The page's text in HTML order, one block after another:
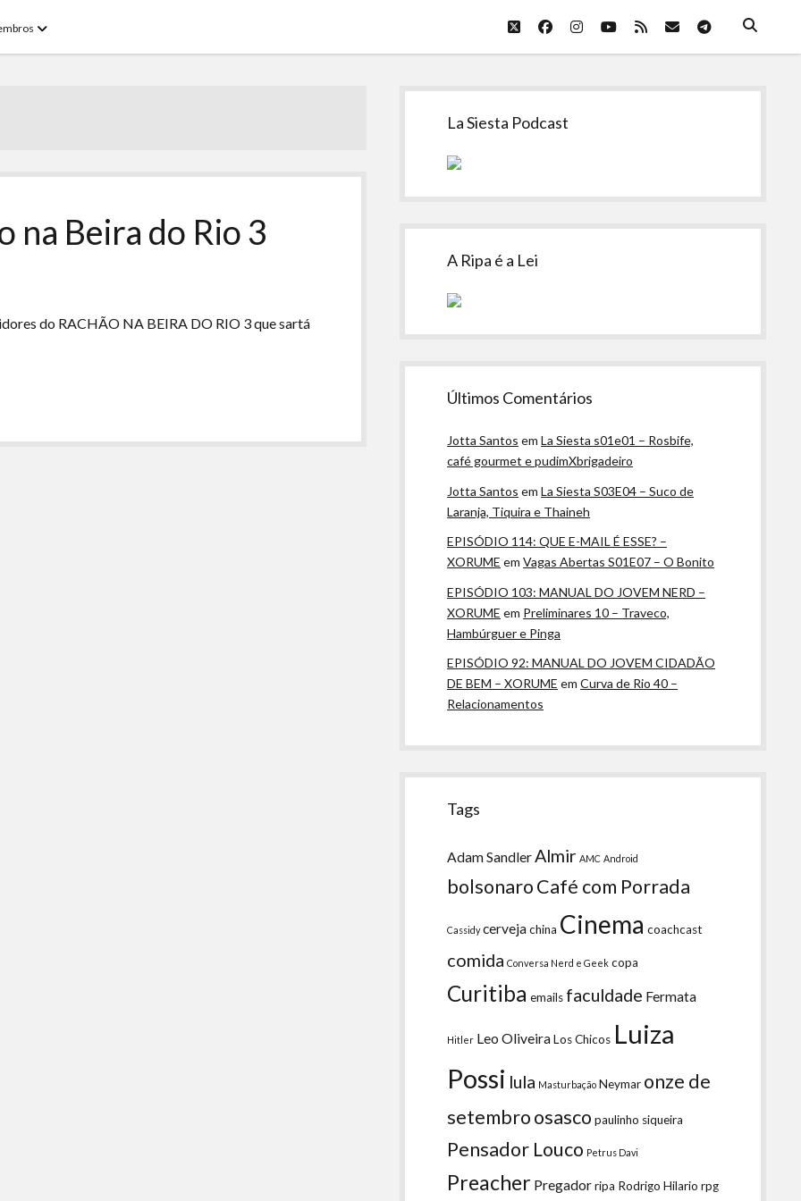
open
twitterfacebookinstagram
youtube
rss emailtelegram
na Beira do Rio 3
do RACHÃO NA BEIRA DO RIO 3 que sartá
Sidebar
La Siesta Podcast
A Ripa é a Lei
Últimos Comentários
Jotta Santos emLa Siesta s01e01 – Rosbife,
café gourmet e pudimXbrigadeiro
Jotta Santos emLa Siesta S03E04 – Suco de
Laranja, Tiquira e Thaineh
EPISÓDIO 114: QUE E-MAIL É ESSE? –
XORUME emVagas Abertas S01E07 – O Bonito
EPISÓDIO 103: MANUAL DO JOVEM NERD –
XORUME em Preliminares 10 – Traveco,
Hambúrguer e Pinga
EPISÓDIO 92: MANUAL DO JOVEM CIDADÃO
DE BEM – XORUME emCurva de Rio 40 –
Relacionamentos
Tags
Adam Sandler Almir AMC Android
bolsonaroCafé com Porrada
Cassidy cervejachina Cinema coachcast
comida Conversa Nerd e Geek copa
Curitiba emails faculdade Fermata
Hitler Leo OliveiraLos Chicos Luiza
Possi lula Masturbação Neymar onze de
setembroosasco paulinho siqueira
Pensador Louco Petrus Davi
Preacher Pregadorripa Rodrigo Hilario rpg